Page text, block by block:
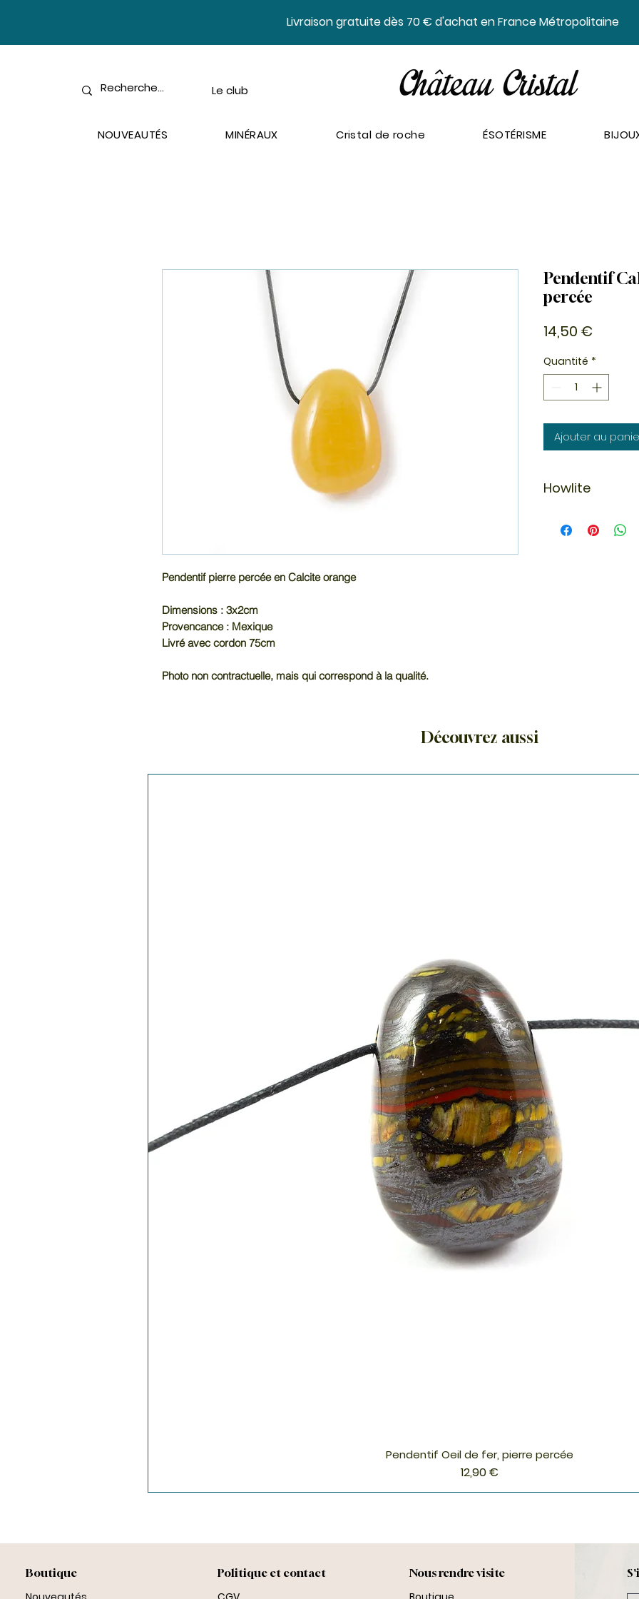
​Livraison gratuite dès 70 € d'achat en France Métropolitaine
Le club
NOUVEAUTÉS MINÉRAUX Cristal de roche ÉSOTÉRISME
Pendentif pierre percée en Calcite orange
Dimensions : 3x2cm
Provencance : Mexique
Livré avec cordon 75cm
Photo non contractuelle, mais qui correspond à la qualité.
Pendentif
percée
14,50 €
Quantité *
Ajouter au
Howlite
groupe des
Découvrez aussi
Aperçu rapide
Pendentif Oeil de fer, pierre percée
Prix
12,90 €
Boutique
Politique et contact
Nous rendre visite